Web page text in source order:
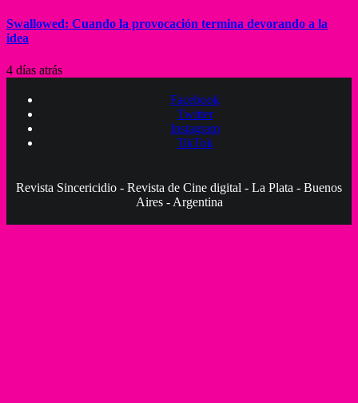
Swallowed: Cuando la provocación termina devorando a la
idea
4 días atrás
Facebook
Twitter
Instagram
TikTok
Revista Sincericidio - Revista de Cine digital - La Plata - Buenos
Aires - Argentina